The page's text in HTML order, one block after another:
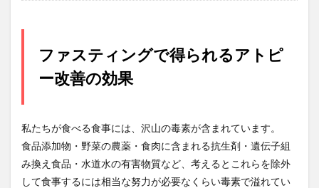
ファスティングで得られるアトピ
ー改善の効果
私たちが食べる食事には、沢山の毒素が含まれています。
食品添加物・野菜の農薬・食肉に含まれる抗生剤・遺伝子組
み換え食品・水道水の有害物質など、考えるとこれらを除外
して食事するには相当な努力が必要なくらい毒素で溢れてい